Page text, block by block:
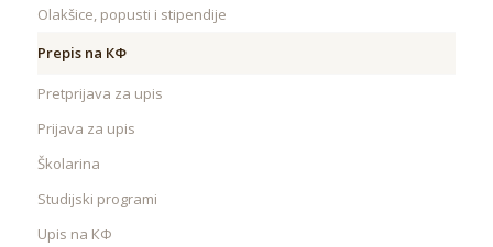
Olakšice, popusti i stipendije
Prepis na КФ
Pretprijava za upis
Prijava za upis
Školarina
Studijski programi
Upis na КФ